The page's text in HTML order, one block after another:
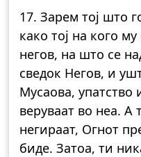
17. Зарем тој што
како тој на кого
негов, на што се
сведок Негов, и
Мусаова, упатство
веруваат во неа. А
негираат, Огнот
биде. Затоа, ти